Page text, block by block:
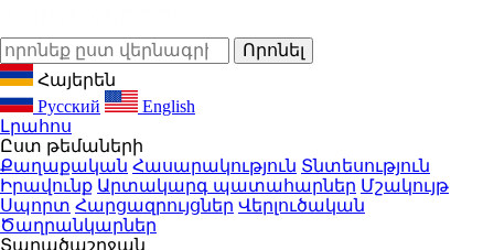
Հայերեն
Русский
English
Լրահոս
Ըստ թեմաների
Քաղաքական Հասարակություն Տնտեսություն
Իրավունք Արտակարգ պատահարներ Մշակույթ
Սպորտ Հարցազրույցներ Վերլուծական
Ծաղրանկարներ
Տարածաշրջան